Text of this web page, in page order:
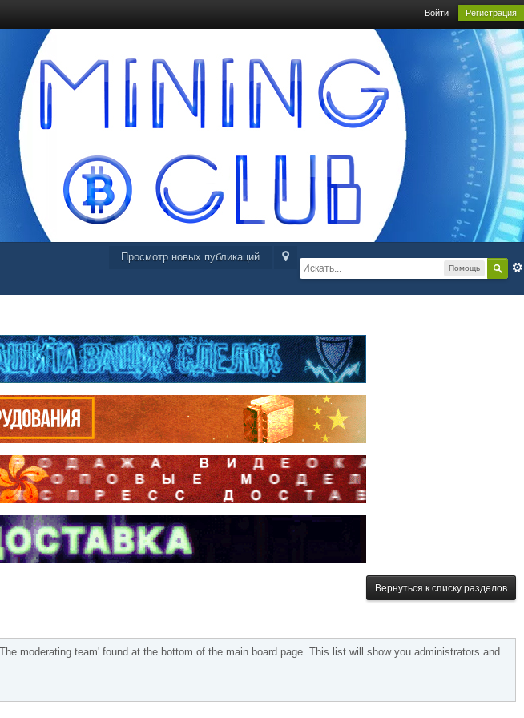
Войти Регистрация
Помощь
Просмотр новых публикаций
Вернуться к списку разделов
moderating team' found at the bottom of the main board page. This list will show you administrators and